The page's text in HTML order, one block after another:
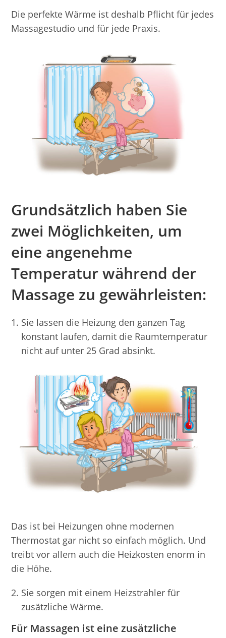
Die perfekte Wärme ist deshalb Pflicht für jedes
Massagestudio und für jede Praxis.
Grundsätzlich haben Sie
zwei Möglichkeiten, um
eine angenehme
Temperatur während der
Massage zu gewährleisten:
Sie lassen die Heizung den ganzen Tag
konstant laufen, damit die Raumtemperatur
nicht auf unter 25 Grad absinkt.
Das ist bei Heizungen ohne modernen
Thermostat gar nicht so einfach möglich. Und
treibt vor allem auch die Heizkosten enorm in
die Höhe.
Sie sorgen mit einem Heizstrahler für
zusätzliche Wärme.
Für Massagen ist eine zusätzliche